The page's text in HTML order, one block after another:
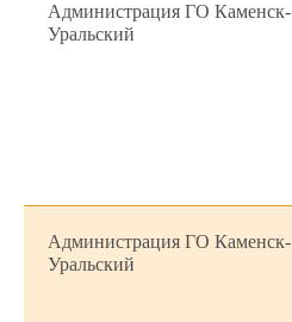
Администрация ГО Каменск-
Уральский
Администрация ГО Каменск-
Уральский